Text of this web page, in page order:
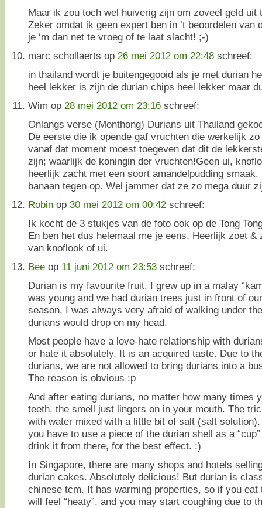
Maar ik zou toch wel huiverig zijn om zoveel geld uit
Zeker omdat ik geen expert ben in ’t beoordelen van
je ‘m dan net te vroeg of te laat slacht! ;-)
marc schollaerts op 26 mei 2012 om 22:48 schreef:
in thailand wordt je buitengegooid als je met durian
heel lekker is zijn de durian chips heel lekker maar
Wim op 28 mei 2012 om 23:16 schreef:
Onlangs verse (Monthong) Durians uit Thailand
De eerste die ik opende gaf vruchten die werkelijk
vanaf dat moment moest toegeven dat dit de
zijn; waarlijk de koningin der vruchten!Geen ui,
heerlijk zacht met een soort amandelpudding
banaan tegen op. Wel jammer dat ze zo mega duur
Robin op 30 mei 2012 om 00:42 schreef:
Ik kocht de 3 stukjes van de foto ook op de Tong
En ben het dus helemaal me je eens. Heerlijk zoet
van knoflook of ui.
Bee op 11 juni 2012 om 23:53 schreef:
Durian is my favourite fruit. I grew up in a malay
was young and we had durian trees just in front of
season, I was always very afraid of walking under
durians would drop on my head.
Most people have a love-hate relationship with
or hate it absolutely. It is an acquired taste. Due to
durians, we are not allowed to bring durians into a
The reason is obvious :p
And after eating durians, no matter how many times
teeth, the smell just lingers on in your mouth. The
with water mixed with a little bit of salt (salt
you have to use a piece of the durian shell as a
drink it from there, for the best effect. :)
In Singapore, there are many shops and hotels
durian cakes. Absolutely delicious! But durian is
chinese tcm. It has warming properties, so if you
will feel “heaty”, and you may start coughing due to